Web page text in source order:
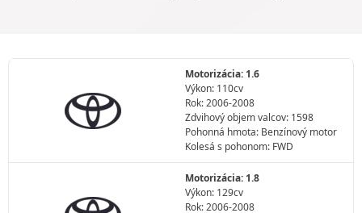
Motorizácia: 1.6
Výkon: 110cv
Rok: 2006-2008
Zdvihový objem valcov: 1598
Pohonná hmota: Benzínový motor
Kolesá s pohonom: FWD
Motorizácia: 1.8
Výkon: 129cv
Rok: 2006-2008